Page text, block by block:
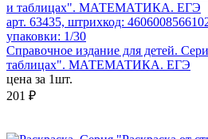
арт. 63435, штрихкод:
упаковки: 1/30
Справочное издание для детей.
таблицах". МАТЕМАТИКА. ЕГЭ
цена за 1шт.
201 ₽